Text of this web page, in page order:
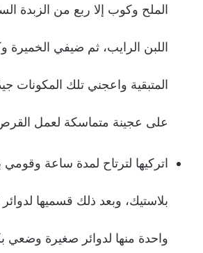
الملح وكوب إلا ربع من الزبدة
اللبن الرايب، ثم ضيفي الخميرة
المتبقية واعجني تلك المكونات
على عجينة متماسكة لعمل
اتركيها لترتاح لمدة ساعة وقومي
بلاستيك، وبعد ذلك قسميها
واحدة منها لدوائر صغيرة وضعي